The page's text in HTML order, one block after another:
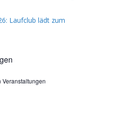
Laufclub lädt zum